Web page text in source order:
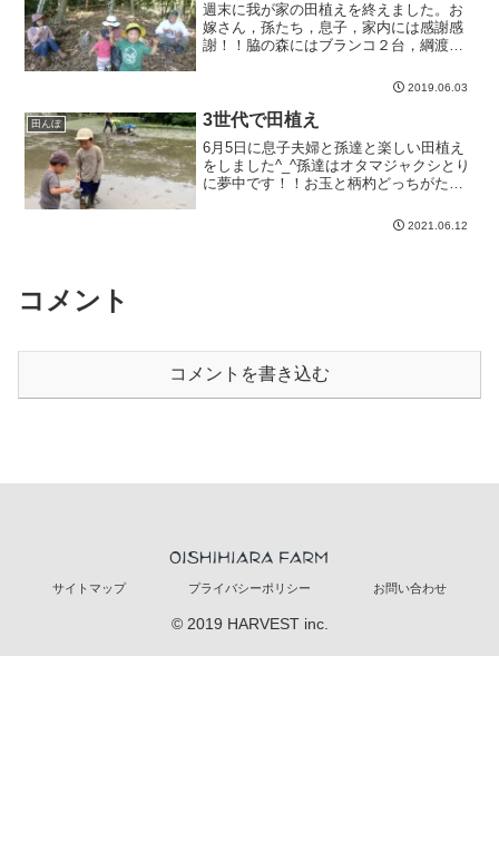
週末に我が家の田植えを終えました。お
嫁さん，孫たち，息子，家内には感謝感
謝！！脇の森にはブランコ２台，綱渡
2019.06.03
田んぼ 3世代で田植え
6月5日に息子夫婦と孫達と楽しい田植え
をしました^_^孫達はオタマジャクシとり
に夢中です！！お玉と柄杓どっちがたく
2021.06.12
コメント
コメントを書き込む
サイトマップ プライバシーポリシー お問い合わせ
© 2019 HARVEST inc.